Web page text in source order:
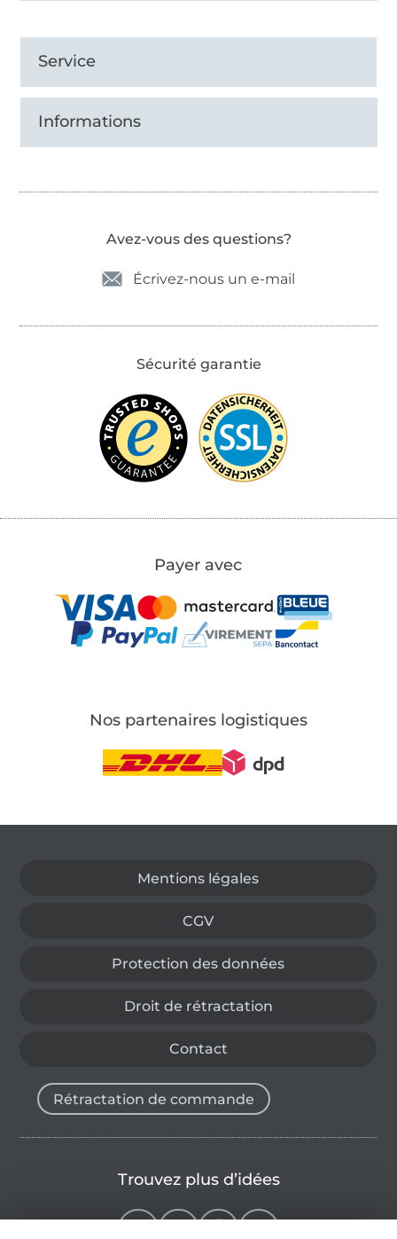
Service
Informations
Avez-vous des questions?
Écrivez-nous un e-mail
Sécurité garantie
Payer avec
Nos partenaires logistiques
Mentions légales
CGV
Protection des données
Droit de rétractation
Contact
Rétractation de commande
Trouvez plus d’idées